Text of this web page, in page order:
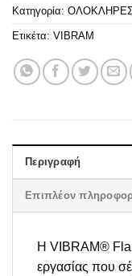
Κατηγορία:
Ετικέτα: VIBRAM
Περιγραφή
Επιπλέον
Η VIBRAM®
εργασίας που